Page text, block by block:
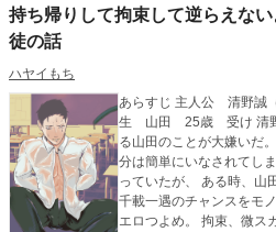
持ち帰りして拘束して逆らえな
徒の話
ハヤイもち
あらすじ 主人公 清野誠（アキ）17歳 高校2年生 攻め 先
生 山田 25歳 受け 清野は何かにつけて、自分に構ってく
る山田のことが大嫌いだ
分は簡単にいなされてしまう。 ずっと山田を貶める
っていたが、 ある時、山
千載一遇のチャンスをモノに
エロつよめ。 拘束、微スカ、快